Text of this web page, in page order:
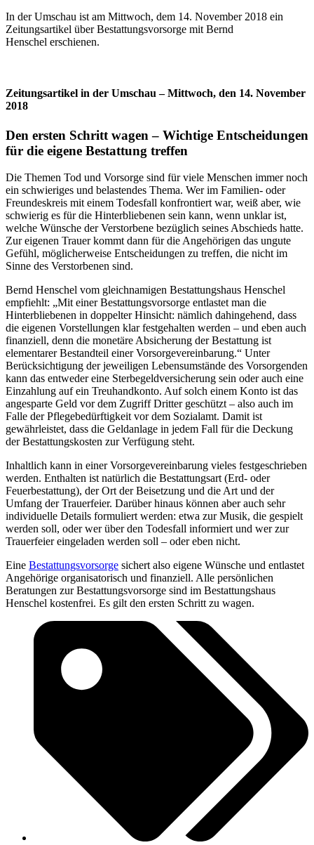
In der Umschau ist am Mittwoch, dem 14. November 2018 ein
Zeitungsartikel über Bestattungsvorsorge mit Bernd
Henschel erschienen.
Zeitungsartikel in der Umschau – Mittwoch, den 14. November
2018
Den ersten Schritt wagen – Wichtige Entscheidungen
für die eigene Bestattung treffen
Die Themen Tod und Vorsorge sind für viele Menschen immer noch
ein schwieriges und belastendes Thema. Wer im Familien- oder
Freundeskreis mit einem Todesfall konfrontiert war, weiß aber, wie
schwierig es für die Hinterbliebenen sein kann, wenn unklar ist,
welche Wünsche der Verstorbene bezüglich seines Abschieds hatte.
Zur eigenen Trauer kommt dann für die Angehörigen das ungute
Gefühl, möglicherweise Entscheidungen zu treffen, die nicht im
Sinne des Verstorbenen sind.
Bernd Henschel vom gleichnamigen Bestattungshaus Henschel
empfiehlt: „Mit einer Bestattungsvorsorge entlastet man die
Hinterbliebenen in doppelter Hinsicht: nämlich dahingehend, dass
die eigenen Vorstellungen klar festgehalten werden – und eben auch
finanziell, denn die monetäre Absicherung der Bestattung ist
elementarer Bestandteil einer Vorsorgevereinbarung.“ Unter
Berücksichtigung der jeweiligen Lebensumstände des Vorsorgenden
kann das entweder eine Sterbegeldversicherung sein oder auch eine
Einzahlung auf ein Treuhandkonto. Auf solch einem Konto ist das
angesparte Geld vor dem Zugriff Dritter geschützt – also auch im
Falle der Pflegebedürftigkeit vor dem Sozialamt. Damit ist
gewährleistet, dass die Geldanlage in jedem Fall für die Deckung
der Bestattungskosten zur Verfügung steht.
Inhaltlich kann in einer Vorsorgevereinbarung vieles festgeschrieben
werden. Enthalten ist natürlich die Bestattungsart (Erd- oder
Feuerbestattung), der Ort der Beisetzung und die Art und der
Umfang der Trauerfeier. Darüber hinaus können aber auch sehr
individuelle Details formuliert werden: etwa zur Musik, die gespielt
werden soll, oder wer über den Todesfall informiert und wer zur
Trauerfeier eingeladen werden soll – oder eben nicht.
Eine Bestattungsvorsorge sichert also eigene Wünsche und entlastet
Angehörige organisatorisch und finanziell. Alle persönlichen
Beratungen zur Bestattungsvorsorge sind im Bestattungshaus
Henschel kostenfrei. Es gilt den ersten Schritt zu wagen.